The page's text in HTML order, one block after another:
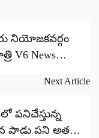
నియోజకవర్గం
V6 News
Next Article
పనిచేస్తున్న
పని అతనికి